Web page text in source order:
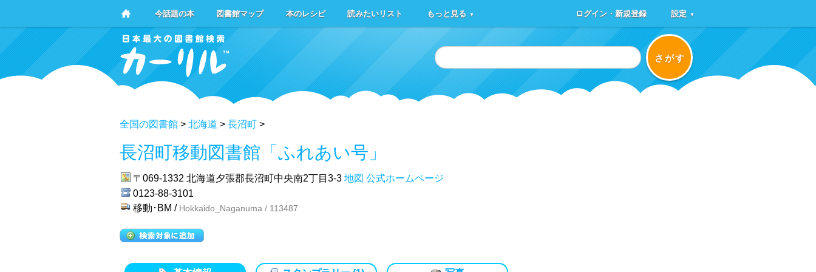
今話題の本 図書館マップ 本のレシピ 読みたいリスト もっと見る ▼ ログイン・新規登録 設定 ▼
さがす
全国の図書館 > 北海道 > 長沼町 >
長沼町移動図書館「ふれあい号」
〒069-1332 北海道夕張郡長沼町中央南2丁目3-3 地図 公式ホームページ
0123-88-3101
移動･BM / Hokkaido_Naganuma / 113487